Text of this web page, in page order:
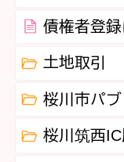
債権者登
土地取引
桜川市パ
桜川筑西